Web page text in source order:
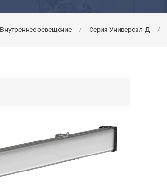
Внутреннее освещение / Серия Универсал-Д /